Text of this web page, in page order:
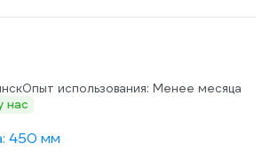
Опыт использования: Менее месяца
нас
450 мм